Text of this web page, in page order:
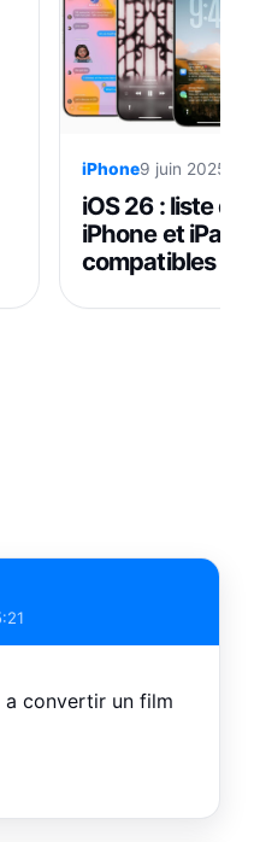
iPhone9 juin 2025 à
iOS 26 : liste
iPhone et iPad
compatibles
a convertir un film